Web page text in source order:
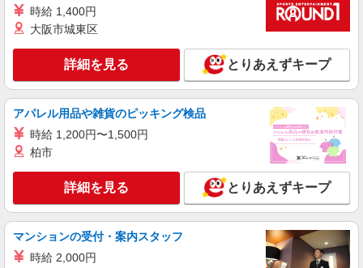
時給 1,400円
大阪市城東区
詳細を見る とりあえずキープ
アパレル用品や雑貨のピッキング検品
時給 1,200円〜1,500円
柏市
詳細を見る とりあえずキープ
マンションの受付・案内スタッフ
時給 2,000円